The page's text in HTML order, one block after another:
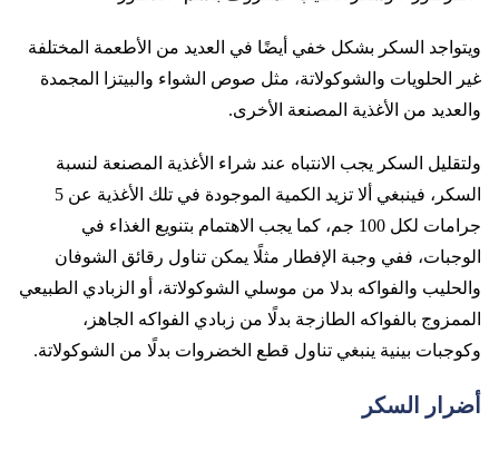
ويتواجد السكر بشكل خفي أيضًا في العديد من الأطعمة المختلفة
غير الحلويات والشوكولاتة، مثل صوص الشواء والبيتزا المجمدة
والعديد من الأغذية المصنعة الأخرى.
ولتقليل السكر يجب الانتباه عند شراء الأغذية المصنعة لنسبة
السكر، فينبغي ألا تزيد الكمية الموجودة في تلك الأغذية عن 5
جرامات لكل 100 جم، كما يجب الاهتمام بتنويع الغذاء في
الوجبات، ففي وجبة الإفطار مثلًا يمكن تناول رقائق الشوفان
والحليب والفواكه بدلا من موسلي الشوكولاتة، أو الزبادي الطبيعي
الممزوج بالفواكه الطازجة بدلًا من زبادي الفواكه الجاهز،
وكوجبات بينية ينبغي تناول قطع الخضروات بدلًا من الشوكولاتة.
أضرار السكر